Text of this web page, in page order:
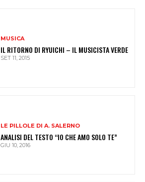
MUSICA
IL RITORNO DI RYUICHI – IL MUSICISTA VERDE
SET 11, 2015
LE PILLOLE DI A. SALERNO
ANALISI DEL TESTO “IO CHE AMO SOLO TE”
GIU 10, 2016